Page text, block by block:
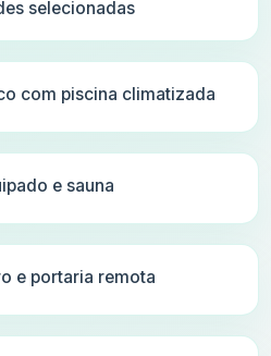
selecionadas
com piscina climatizada
e sauna
e portaria remota